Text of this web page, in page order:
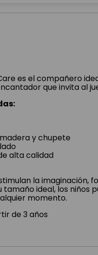
es el compañero
que invita al
y chupete
alta calidad
la imaginación,
tamaño ideal, los niños
momento.
de 3 años